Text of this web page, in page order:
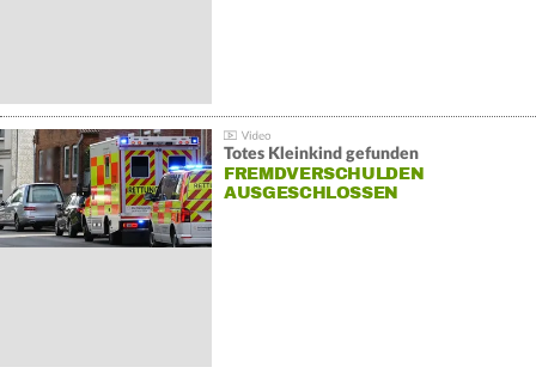
Totes Kleinkind gefunden
FREMDVERSCHULDEN
AUSGESCHLOSSEN